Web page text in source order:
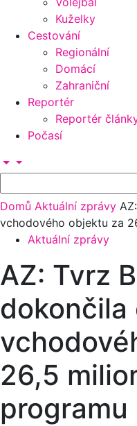
Kuželky
Cestování
Regionální
Domácí
Zahraniční
Reportér
Reportér
Počasí
Domů Aktuální zprávy
vchodového objektu za
Aktuální zprávy
AZ: Tvrz
dokončila
26,5